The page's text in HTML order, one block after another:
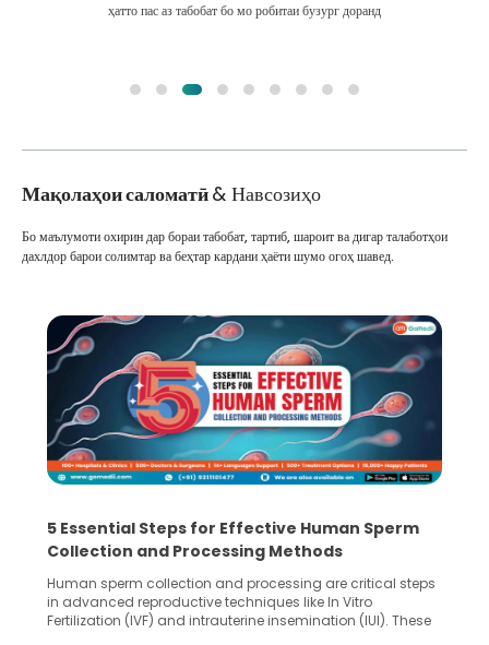
ҳатто пас аз табобат бо мо робитаи бузург доранд
Мақолаҳои саломатӣ& Навсозиҳо
Бо маълумоти охирин дар бораи табобат, тартиб, шароит ва дигар талаботҳои
дахлдор барои солимтар ва беҳтар кардани ҳаёти шумо огоҳ шавед.
5 Essential Steps for Effective Human Sperm
Collection and Processing Methods
Human sperm collection and processing are critical steps
in advanced reproductive techniques like In Vitro
Fertilization (IVF) and intrauterine insemination (IUI). These